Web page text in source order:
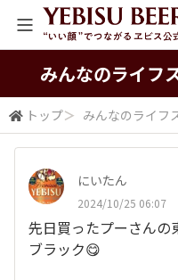
全体検索
みんなの​ライフ
トップ＞ みんなの​ライフ
にいたん
2024/10/25 06:07
先日買ったプーさんの
ブラック😋